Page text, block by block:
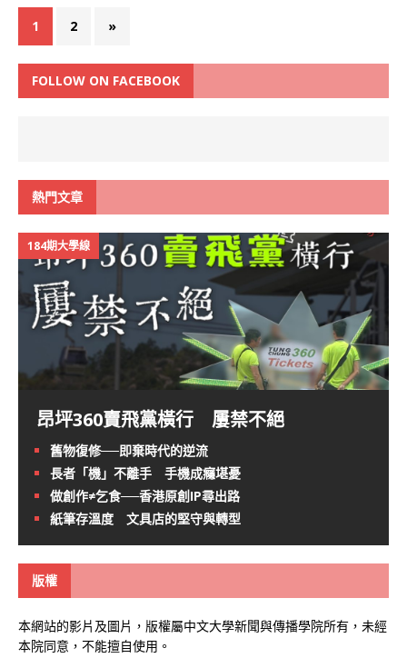
1 2 »
FOLLOW ON FACEBOOK
熱門文章
184期大學線
昂坪360賣飛黨橫行 屢禁不絕
舊物復修──即棄時代的逆流
長者「機」不離手 手機成癮堪憂
做創作≠乞食──香港原創IP尋出路
紙筆存溫度 文具店的堅守與轉型
版權
本網站的影片及圖片，版權屬中文大學新聞與傳播學院所有，未經
本院同意，不能擅自使用。